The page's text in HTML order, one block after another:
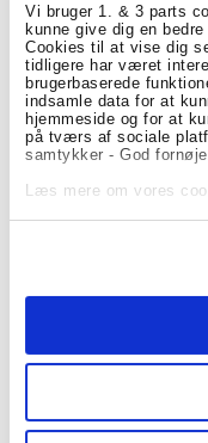
Vi bruger 1. & 3 parts
kunne give dig en
Cookies til at vise dig
tidligere har været
brugerbaserede
indsamle data for at
hjemmeside og for at
på tværs af sociale
samtykker - God
Læs mere om vores
Model/Varenr.: WSK214
Lagerstatus:
På
Beskrivelse
arbejdsgang på
for dig. Kasserne er
packfix kasser. Du
til de shops som
emballage.
Limlukning